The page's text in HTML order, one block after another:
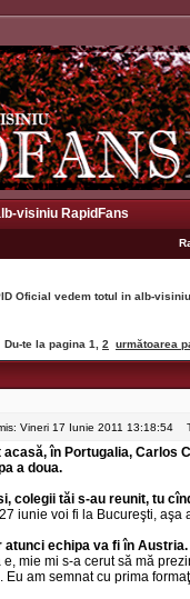
visiniu RapidFans
Oficial vedem totul in alb-
Du-te la pagina 1 2 următoarea
Vineri 17 Iunie 2011 13:18:54
acasă, în Portugalia, Carlos
a doua.
colegii tăi s-au reunit, tu
iunie voi fi la Bucureşti, aşa
atunci echipa va fi în Austria.
e, mie mi s-a cerut să mă
Eu am semnat cu prima